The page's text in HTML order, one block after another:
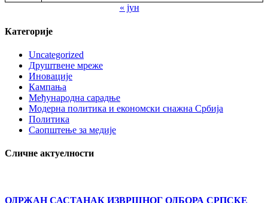
« јун
Категорије
Uncategorized
Друштвене мреже
Иновације
Кампања
Међународна сарадње
Модерна политика и економски снажна Србија
Политика
Саопштење за медије
Сличне актуелности
ОДРЖАН САСТАНАК ИЗВРШНОГ ОДБОРА СРПСКЕ